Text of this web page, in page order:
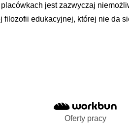
jest zazwyczaj
filozofii edukacyjnej, której nie da
Oferty pracy